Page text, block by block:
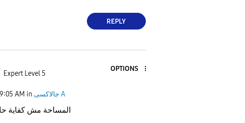
REPLY
Expert Level 5
OPTIONS
AM in جالاكسى A
المساحة مش كفاية